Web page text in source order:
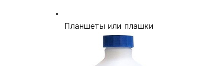
Планшеты или плашки